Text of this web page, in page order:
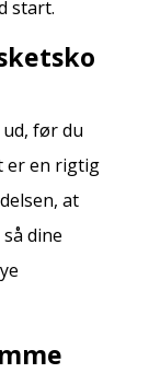
start.
før du
er en rigtig
at
dine